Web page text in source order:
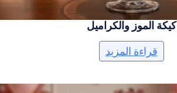
كيكة الموز والكراميل
قراءة المزيد